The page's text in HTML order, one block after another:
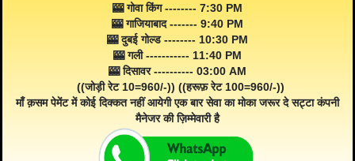
🎰 गोवा किंग -------- 7:30 PM
🎰 गाजियाबाद ------- 9:40 PM
🎰 दुबई गोल्ड -------- 10:30 PM
🎰 गली ----------- 11:40 PM
🎰 दिसावर ---------- 03:00 AM
((जोड़ी रेट 10=960/-)) ((हरूफ़ रेट 100=960/-))
माँ क़सम पेमेंट में कोई दिक्कत नहीं आयेगी एक बार सेवा का मोका जरूर दे सट्टा कंपनी
मैनेजर की ज़िम्मेवारी है